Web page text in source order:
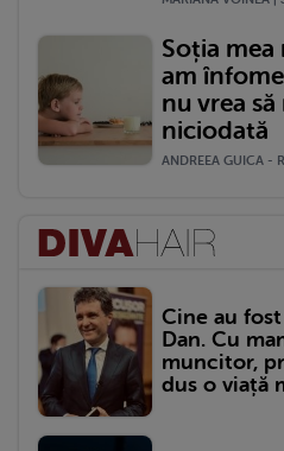
Soția mea
am
nu vrea
niciodată
ANDREEA GUICA -
Cine au
Dan. Cu
muncitor,
dus o viață